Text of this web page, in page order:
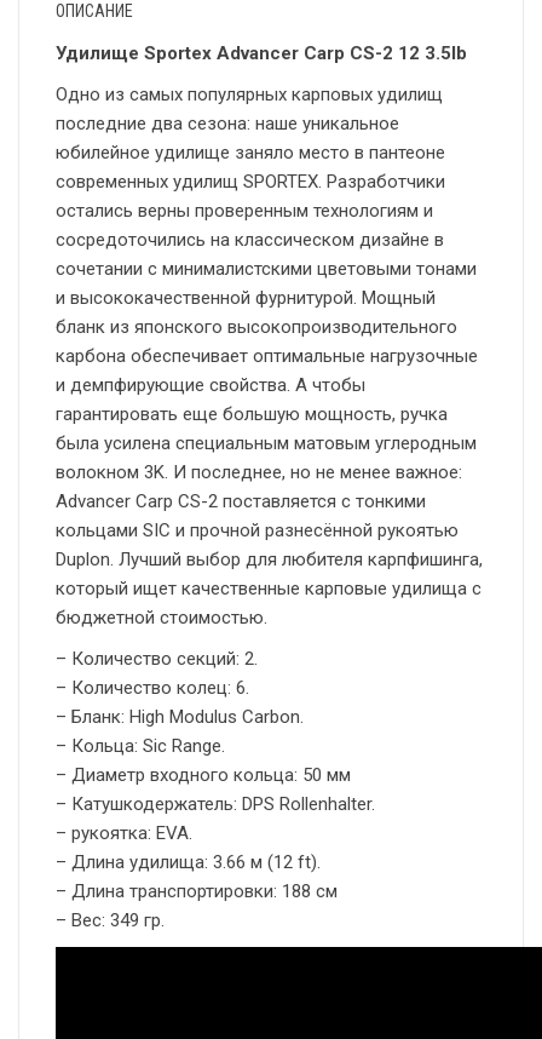
ОПИСАНИЕ
Удилище Sportex Advancer Carp CS-2 12 3.5lb
Одно из самых популярных карповых удилищ
последние два сезона: наше уникальное
юбилейное удилище заняло место в пантеоне
современных удилищ SPORTEX. Разработчики
остались верны проверенным технологиям и
сосредоточились на классическом дизайне в
сочетании с минималистскими цветовыми тонами
и высококачественной фурнитурой. Мощный
бланк из японского высокопроизводительного
карбона обеспечивает оптимальные нагрузочные
и демпфирующие свойства. А чтобы
гарантировать еще большую мощность, ручка
была усилена специальным матовым углеродным
волокном 3K. И последнее, но не менее важное:
Advancer Carp CS-2 поставляется с тонкими
кольцами SIC и прочной разнесённой рукоятью
Duplon. Лучший выбор для любителя карпфишинга,
который ищет качественные карповые удилища с
бюджетной стоимостью.
– Количество секций: 2.
– Количество колец: 6.
– Бланк: High Modulus Carbon.
– Кольца: Sic Range.
– Диаметр входного кольца: 50 мм
– Катушкодержатель: DPS Rollenhalter.
– рукоятка: EVA.
– Длина удилища: 3.66 м (12 ft).
– Длина транспортировки: 188 см
– Вес: 349 гр.